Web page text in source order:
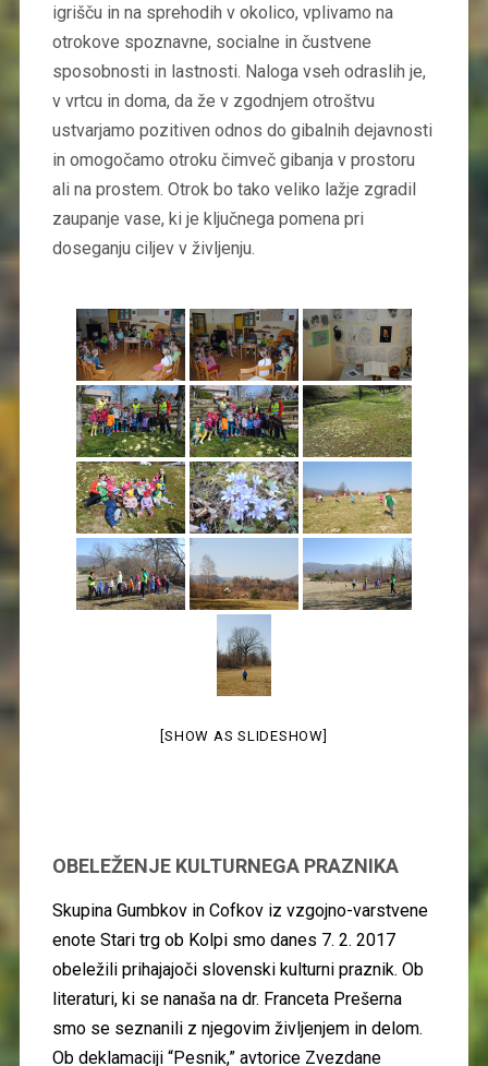
igrišču in na sprehodih v okolico, vplivamo na
otrokove spoznavne, socialne in čustvene
sposobnosti in lastnosti. Naloga vseh odraslih je,
v vrtcu in doma, da že v zgodnjem otroštvu
ustvarjamo pozitiven odnos do gibalnih dejavnosti
in omogočamo otroku čimveč gibanja v prostoru
ali na prostem. Otrok bo tako veliko lažje zgradil
zaupanje vase, ki je ključnega pomena pri
doseganju ciljev v življenju.
[SHOW AS SLIDESHOW]
OBELEŽENJE KULTURNEGA PRAZNIKA
Skupina Gumbkov in Cofkov iz vzgojno-varstvene
enote Stari trg ob Kolpi smo danes 7. 2. 2017
obeležili prihajajoči slovenski kulturni praznik. Ob
literaturi, ki se nanaša na dr. Franceta Prešerna
smo se seznanili z njegovim življenjem in delom.
Ob deklamaciji “Pesnik,” avtorice Zvezdane